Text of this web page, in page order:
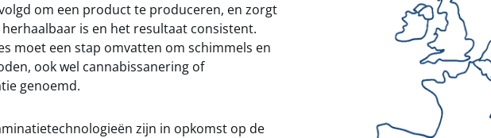
om een product te produceren, en zorgt
is en het resultaat consistent.
moet een stap omvatten om schimmels en
ook wel cannabissanering of
genoemd.
zijn in opkomst op de